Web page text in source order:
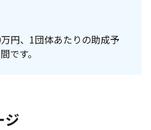
円、1団体あたりの助成予
です。
ジ